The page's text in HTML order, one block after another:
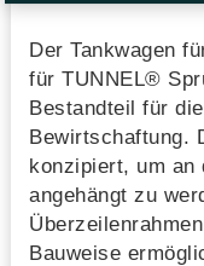
Der Tankwagen
für TUNNEL®
Bestandteil für
Bewirtschaftung.
konzipiert, um an
angehängt zu
Bauweise